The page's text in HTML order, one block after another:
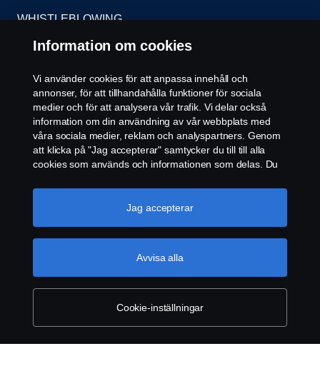
WHISTLEBLOWING
KONTAKT
ÅTERFÖRSÄLJARE
COOKIE POLICY
COOKIE-INSTÄLLNINGAR
© Copyright Scania 2026. Scania Sverige AB, Box
900, 127 29 Stockholm, Telefon: 010-706 60 00
Information om cookies
Vi använder cookies för att anpassa innehåll och
annonser, för att tillhandahålla funktioner för sociala
medier och för att analysera vår trafik. Vi delar också
information om din användning av vår webbplats med
våra sociala medier, reklam och analyspartners. Genom
att klicka på "Jag accepterar" samtycker du till till alla
cookies som används och informationen som delas. Du
"Cookie-inställningar" och välja de kategorier du vill
acceptera. För en mer detaljerad förklaring av hur vi
Cookie-inställningar
Avvisa alla
Jag accepterar